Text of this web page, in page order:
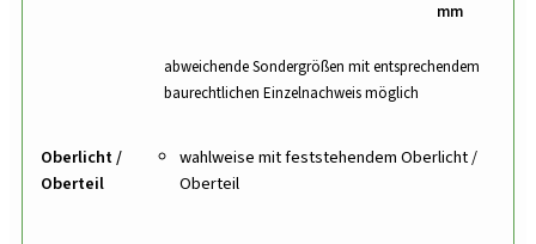
mm
abweichende Sondergrößen mit entsprechendem
baurechtlichen Einzelnachweis möglich
Oberlicht /
Oberteil
wahlweise mit feststehendem Oberlicht /
Oberteil